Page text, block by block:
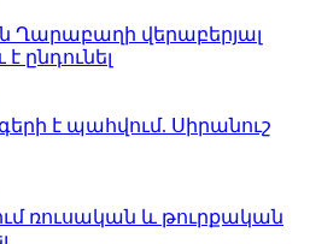
Ղարաբաղի վերաբերյալ
ընդունել
է պահվում. Սիրանուշ
ռուսական և թուրքական